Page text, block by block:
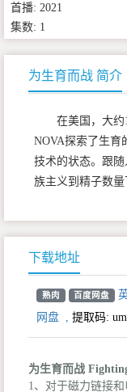
首播: 2021
集数: 1
为生育而战 简介
在美国，大约
NOVA探索了生育
技术的状态。跟
族主义到精子数量
下载地址
熟肉 百度网盘
网盘
提取码:
为生育而战
1、对于磁力链接